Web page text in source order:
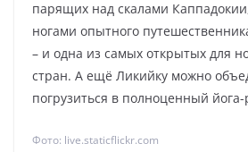
парящих над скалами
ногами опытного
– и одна из самых открытых для
стран. А ещё Ликийку можно
погрузиться в полноценный йога-
Фото: live.staticflickr.com